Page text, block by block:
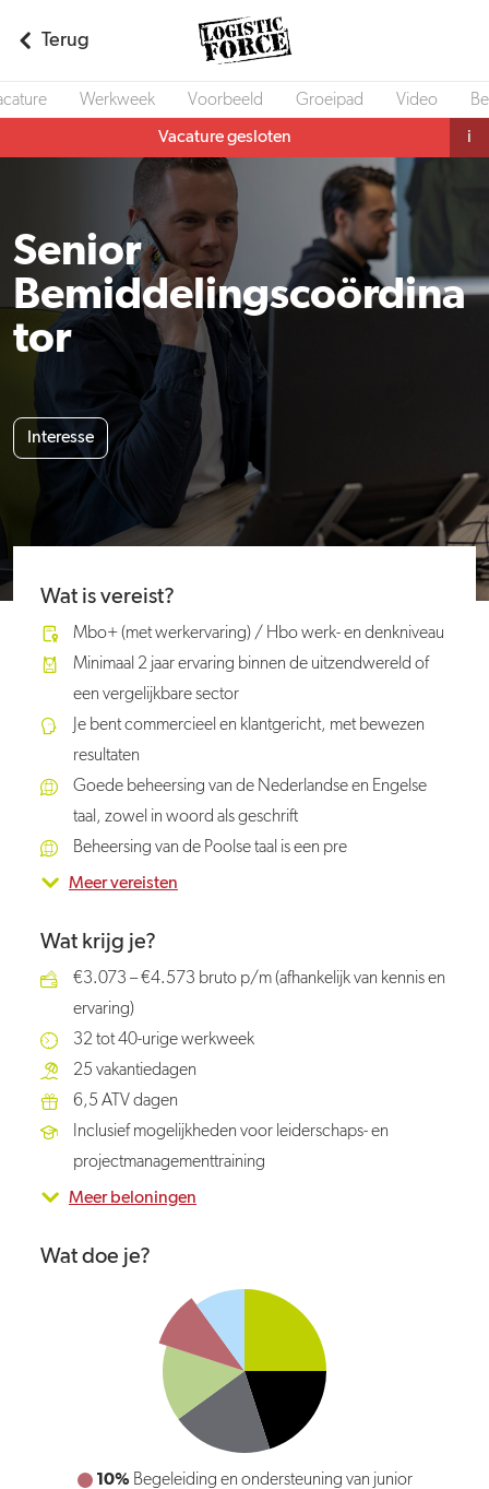
Terug
Werkweek Voorbeeld Groeipad Video
Vacature gesloten i
Senior
Bemiddelingscoördina
tor
Interesse
Wat is vereist?
Mbo+ (met werkervaring) / Hbo werk- en denkniveau
Minimaal 2 jaar ervaring binnen de uitzendwereld of
een vergelijkbare sector
Je bent commercieel en klantgericht, met bewezen
resultaten
Goede beheersing van de Nederlandse en Engelse
taal, zowel in woord als geschrift
Beheersing van de Poolse taal is een pre
Meer vereisten
Wat krijg je?
€3.073 – €4.573 bruto p/m (afhankelijk van kennis en
ervaring)
32 tot 40-urige werkweek
25 vakantiedagen
6,5 ATV dagen
Inclusief mogelijkheden voor leiderschaps- en
projectmanagementtraining
Meer beloningen
Wat doe je?
10% Begeleiding en ondersteuning van junior